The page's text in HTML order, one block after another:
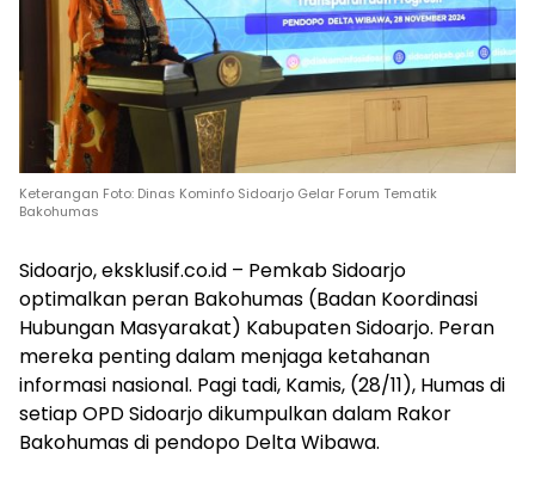
Keterangan Foto: Dinas Kominfo Sidoarjo Gelar Forum Tematik
Bakohumas
Sidoarjo, eksklusif.co.id – Pemkab Sidoarjo
optimalkan peran Bakohumas (Badan Koordinasi
Hubungan Masyarakat) Kabupaten Sidoarjo. Peran
mereka penting dalam menjaga ketahanan
informasi nasional. Pagi tadi, Kamis, (28/11), Humas di
setiap OPD Sidoarjo dikumpulkan dalam Rakor
Bakohumas di pendopo Delta Wibawa.